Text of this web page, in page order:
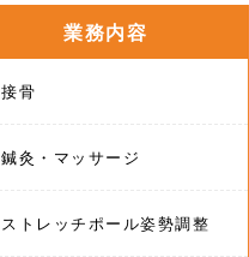
業務内容
接骨
鍼灸・マッサージ
ストレッチポール姿勢調整